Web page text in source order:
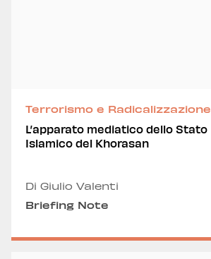
Terrorismo e Radicalizzazione
L’apparato mediatico dello Stato
Islamico del Khorasan
Di Giulio Valenti
Briefing Note